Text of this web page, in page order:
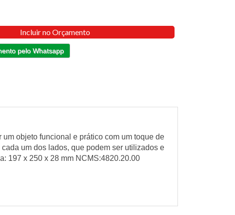
Incluir no Orçamento
pelo Whatsapp
objeto funcional e prático com um toque de
um dos lados, que podem ser utilizados e
197 x 250 x 28 mm NCMS:4820.20.00